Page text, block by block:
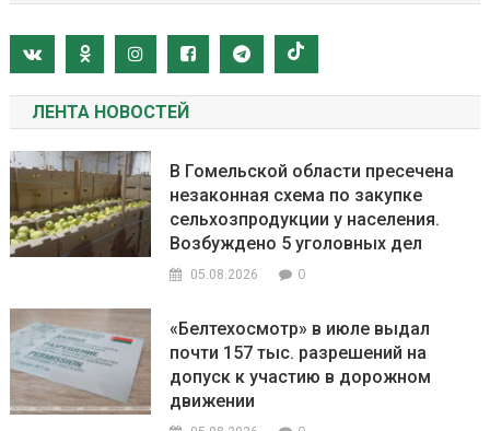
ЛЕНТА НОВОСТЕЙ
В Гомельской области пресечена
незаконная схема по закупке
сельхозпродукции у населения.
Возбуждено 5 уголовных дел
05.08.2026 0
«Белтехосмотр» в июле выдал
почти 157 тыс. разрешений на
допуск к участию в дорожном
движении